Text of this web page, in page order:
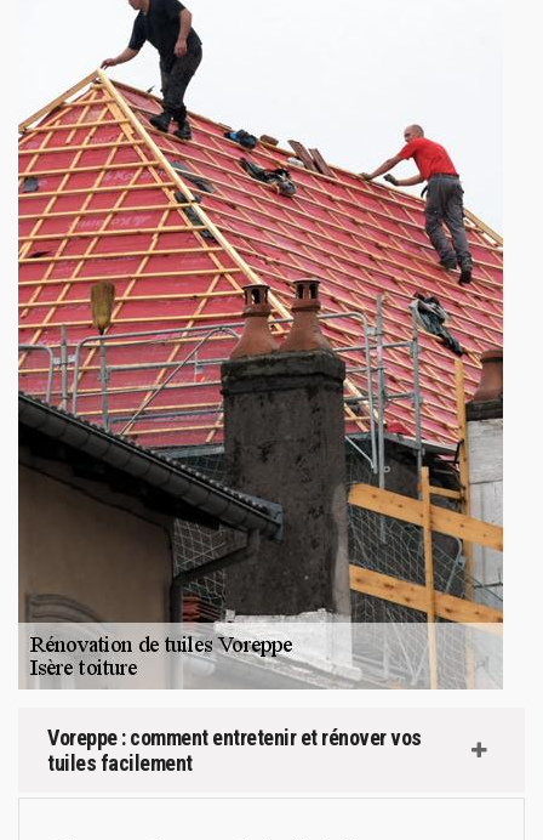
Voreppe : comment entretenir et rénover vos
tuiles facilement